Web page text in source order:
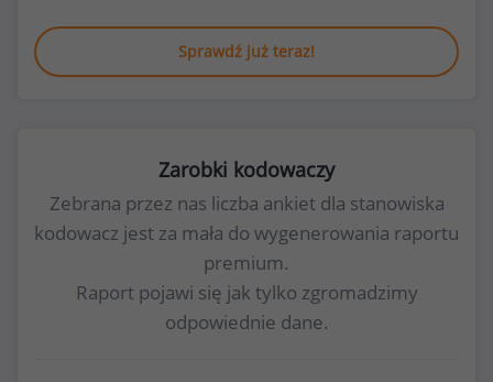
Sprawdź już teraz!
Zarobki kodowaczy
Zebrana przez nas liczba ankiet dla stanowiska
kodowacz jest za mała do wygenerowania raportu
premium.
Raport pojawi się jak tylko zgromadzimy
odpowiednie dane.